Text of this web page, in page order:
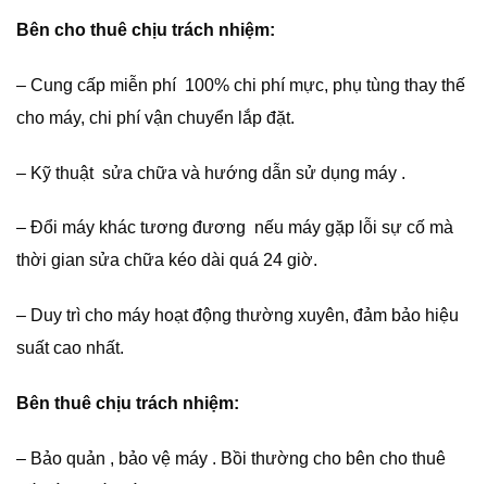
Bên cho thuê chịu trách nhiệm:
– Cung cấp miễn phí 100% chi phí mực, phụ tùng thay thế
cho máy, chi phí vận chuyển lắp đặt.
– Kỹ thuật sửa chữa và hướng dẫn sử dụng máy .
– Đổi máy khác tương đương nếu máy gặp lỗi sự cố mà
thời gian sửa chữa kéo dài quá 24 giờ.
– Duy trì cho máy hoạt động thường xuyên, đảm bảo hiệu
suất cao nhất.
Bên thuê chịu trách nhiệm:
– Bảo quản , bảo vệ máy . Bồi thường cho bên cho thuê